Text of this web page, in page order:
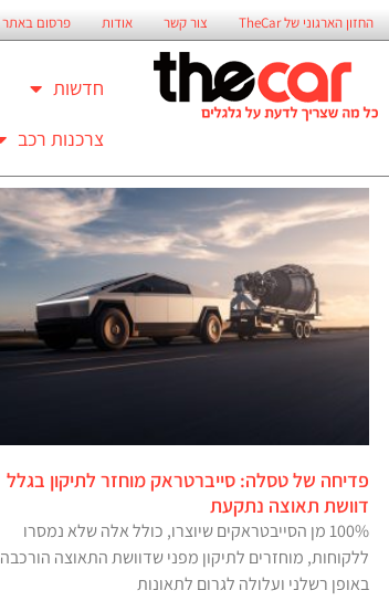
החזון הארגוני של TheCar צור קשר אודות פרסום באתר
חדשות
צרכנות רכב
פדיחה של טסלה: סייברטראק מוחזר לתיקון בגלל
דוושת תאוצה נתקעת
100% מן הסייבטראקים שיוצרו, כולל אלה שלא נמסרו
ללקוחות, מוחזרים לתיקון מפני שדוושת התאוצה הורכבה
באופן רשלני ועלולה לגרום לתאונות